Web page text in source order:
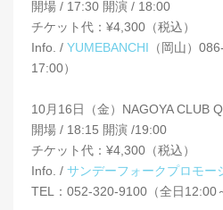
開場 / 17:30 開演 / 18:00
チケット代：¥4,300（税込）
Info. / YUMEBANCHI （岡山）
17:00）
10月16日（金）NAGOYA CLUB
開場 / 18:15 開演 /19:00
チケット代：¥4,300（税込）
Info. / サンデーフォークプロモー
TEL：052-320-9100（全日